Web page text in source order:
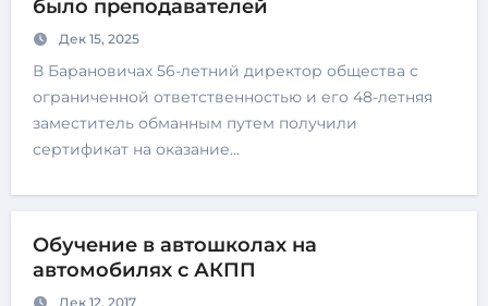
было преподавателей
Дек 15, 2025
В Барановичах 56-летний директор общества с
ограниченной ответственностью и его 48-летняя
заместитель обманным путем получили
сертификат на оказание…
Обучение в автошколах на
автомобилях с АКПП
Дек 12, 2017